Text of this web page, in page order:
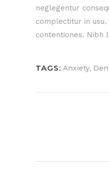
neglegentur
complectitur in
contentiones. Nibh
TAGS: Anxiety,